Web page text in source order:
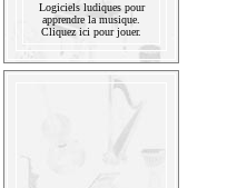
Logiciels ludiques pour
apprendre la musique.
Cliquez ici pour jouer.